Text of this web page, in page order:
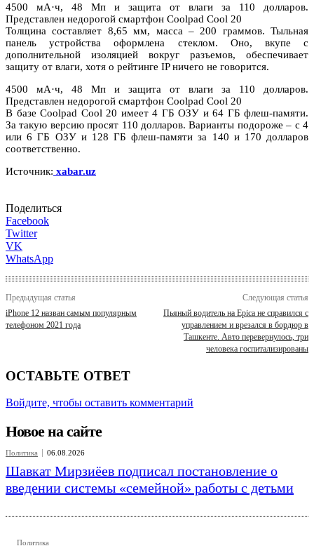
4500 мА·ч, 48 Мп и защита от влаги за 110 долларов.
Представлен недорогой смартфон Coolpad Cool 20
Толщина составляет 8,65 мм, масса – 200 граммов. Тыльная
панель устройства оформлена стеклом. Оно, вкупе с
дополнительной изоляцией вокруг разъемов, обеспечивает
защиту от влаги, хотя о рейтинге IP ничего не говорится.
4500 мА·ч, 48 Мп и защита от влаги за 110 долларов.
Представлен недорогой смартфон Coolpad Cool 20
В базе Coolpad Cool 20 имеет 4 ГБ ОЗУ и 64 ГБ флеш-памяти.
За такую версию просят 110 долларов. Варианты подороже – с 4
или 6 ГБ ОЗУ и 128 ГБ флеш-памяти за 140 и 170 долларов
соответственно.
Источник: xabar.uz
Поделиться
Facebook
Twitter
VK
WhatsApp
Предыдущая статья
iPhone 12 назван самым популярным
телефоном 2021 года
Следующая статья
Пьяный водитель на Epica не справился с
управлением и врезался в бордюр в
Ташкенте. Авто перевернулось, три
человека госпитализированы
ОСТАВЬТЕ ОТВЕТ
Войдите, чтобы оставить комментарий
Новое на сайте
Политика 06.08.2026
Шавкат Мирзиёев подписал постановление о
введении системы «семейной» работы с детьми
Политика